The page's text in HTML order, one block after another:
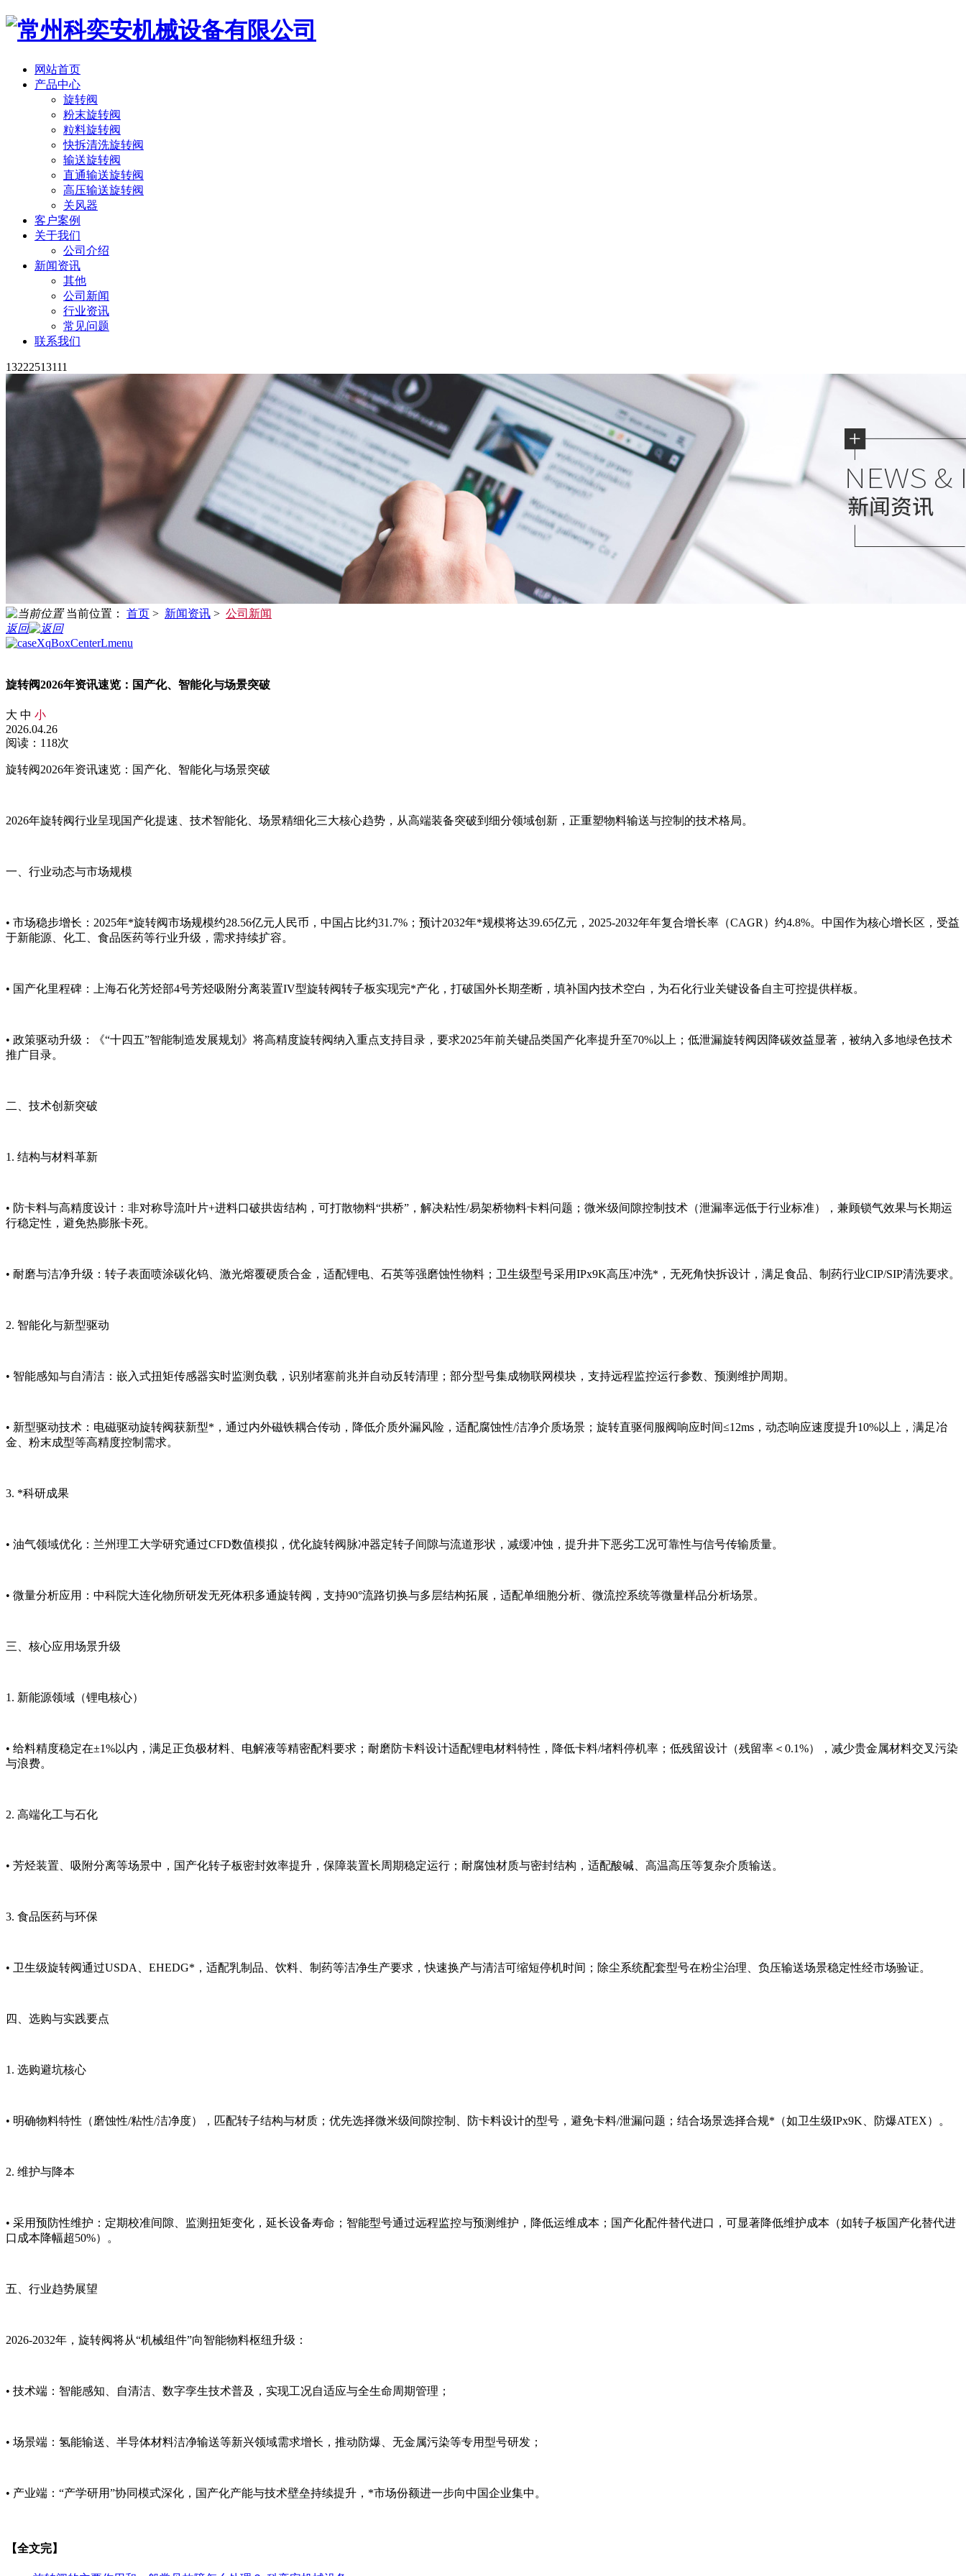
网站首页
产品中心
旋转阀
粉末旋转阀
粒料旋转阀
快拆清洗旋转阀
输送旋转阀
直通输送旋转阀
高压输送旋转阀
关风器
客户案例
关于我们
公司介绍
新闻资讯
其他
公司新闻
行业资讯
常见问题
联系我们
13222513111
当前位置： 首页 > 新闻资讯 > 公司新闻
返回
旋转阀2026年资讯速览：国产化、智能化与场景突破
大 中 小
2026.04.26
阅读：118次
旋转阀2026年资讯速览：国产化、智能化与场景突破
2026年旋转阀行业呈现国产化提速、技术智能化、场景精细化三大核心趋势，从高端装备突破到细分领域创新，正重塑物料输送与控制的技术格局。
一、行业动态与市场规模
• 市场稳步增长：2025年*旋转阀市场规模约28.56亿元人民币，中国占比约31.7%；预计2032年*规模将达39.65亿元，2025-2032年年复合增长率（CAGR）约4.8%。中国作为核心增长区，受益
于新能源、化工、食品医药等行业升级，需求持续扩容。
• 国产化里程碑：上海石化芳烃部4号芳烃吸附分离装置IV型旋转阀转子板实现完*产化，打破国外长期垄断，填补国内技术空白，为石化行业关键设备自主可控提供样板。
• 政策驱动升级：《“十四五”智能制造发展规划》将高精度旋转阀纳入重点支持目录，要求2025年前关键品类国产化率提升至70%以上；低泄漏旋转阀因降碳效益显著，被纳入多地绿色技术
推广目录。
二、技术创新突破
1. 结构与材料革新
• 防卡料与高精度设计：非对称导流叶片+进料口破拱齿结构，可打散物料“拱桥”，解决粘性/易架桥物料卡料问题；微米级间隙控制技术（泄漏率远低于行业标准），兼顾锁气效果与长期运
行稳定性，避免热膨胀卡死。
• 耐磨与洁净升级：转子表面喷涂碳化钨、激光熔覆硬质合金，适配锂电、石英等强磨蚀性物料；卫生级型号采用IPx9K高压冲洗*，无死角快拆设计，满足食品、制药行业CIP/SIP清洗要求。
2. 智能化与新型驱动
• 智能感知与自清洁：嵌入式扭矩传感器实时监测负载，识别堵塞前兆并自动反转清理；部分型号集成物联网模块，支持远程监控运行参数、预测维护周期。
• 新型驱动技术：电磁驱动旋转阀获新型*，通过内外磁铁耦合传动，降低介质外漏风险，适配腐蚀性/洁净介质场景；旋转直驱伺服阀响应时间≤12ms，动态响应速度提升10%以上，满足冶
金、粉末成型等高精度控制需求。
3. *科研成果
• 油气领域优化：兰州理工大学研究通过CFD数值模拟，优化旋转阀脉冲器定转子间隙与流道形状，减缓冲蚀，提升井下恶劣工况可靠性与信号传输质量。
• 微量分析应用：中科院大连化物所研发无死体积多通旋转阀，支持90°流路切换与多层结构拓展，适配单细胞分析、微流控系统等微量样品分析场景。
三、核心应用场景升级
1. 新能源领域（锂电核心）
• 给料精度稳定在±1%以内，满足正负极材料、电解液等精密配料要求；耐磨防卡料设计适配锂电材料特性，降低卡料/堵料停机率；低残留设计（残留率＜0.1%），减少贵金属材料交叉污染
与浪费。
2. 高端化工与石化
• 芳烃装置、吸附分离等场景中，国产化转子板密封效率提升，保障装置长周期稳定运行；耐腐蚀材质与密封结构，适配酸碱、高温高压等复杂介质输送。
3. 食品医药与环保
• 卫生级旋转阀通过USDA、EHEDG*，适配乳制品、饮料、制药等洁净生产要求，快速换产与清洁可缩短停机时间；除尘系统配套型号在粉尘治理、负压输送场景稳定性经市场验证。
四、选购与实践要点
1. 选购避坑核心
• 明确物料特性（磨蚀性/粘性/洁净度），匹配转子结构与材质；优先选择微米级间隙控制、防卡料设计的型号，避免卡料/泄漏问题；结合场景选择合规*（如卫生级IPx9K、防爆ATEX）。
2. 维护与降本
• 采用预防性维护：定期校准间隙、监测扭矩变化，延长设备寿命；智能型号通过远程监控与预测维护，降低运维成本；国产化配件替代进口，可显著降低维护成本（如转子板国产化替代进
口成本降幅超50%）。
五、行业趋势展望
2026-2032年，旋转阀将从“机械组件”向智能物料枢纽升级：
• 技术端：智能感知、自清洁、数字孪生技术普及，实现工况自适应与全生命周期管理；
• 场景端：氢能输送、半导体材料洁净输送等新兴领域需求增长，推动防爆、无金属污染等专用型号研发；
• 产业端：“产学研用”协同模式深化，国产化产能与技术壁垒持续提升，*市场份额进一步向中国企业集中。
【全文完】